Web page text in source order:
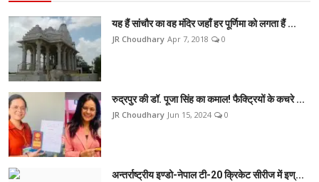
यह हैं सांचौर का वह मंदिर जहाँ हर पूर्णिमा को लगता हैं ...
JR Choudhary Apr 7, 2018 0
रुद्रपुर की डॉ. पूजा सिंह का कमाल! फैक्ट्रियों के कचरे ...
JR Choudhary Jun 15, 2024 0
अन्तर्राष्ट्रीय इण्डो-नेपाल टी-20 क्रिकेट सीरीज में इण्...